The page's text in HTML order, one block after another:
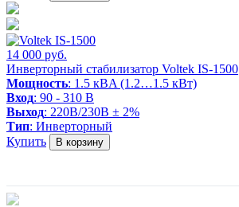
14 000 руб.
Инверторный стабилизатор Voltek IS-1500
Мощность: 1.5 кВA (1.2…1.5 кВт)
Вход: 90 - 310 В
Выход: 220В/230В ± 2%
Тип: Инверторный
Купить
В корзину